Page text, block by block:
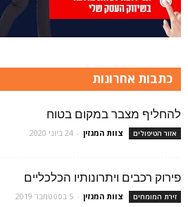
כתבות אחרונות
להחליף מצבר במקום בטוח
אזור הטיפולים צוות המגזין - 24 ביוני 2020
פירוק רכבים ויתרונותיו הכלכליים
זירת המומחים צוות המגזין - 5 בספטמבר 2019